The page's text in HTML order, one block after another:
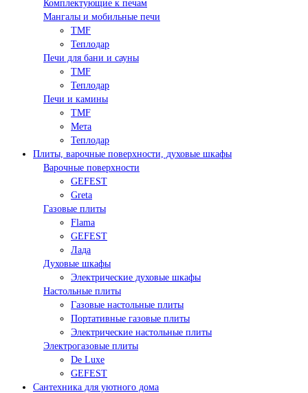
Комплектующие к печам
Мангалы и мобильные печи
TMF
Теплодар
Печи для бани и сауны
TMF
Теплодар
Печи и камины
TMF
Мета
Теплодар
Плиты, варочные поверхности, духовые шкафы
Варочные поверхности
GEFEST
Greta
Газовые плиты
Flama
GEFEST
Лада
Духовые шкафы
Электрические духовые шкафы
Настольные плиты
Газовые настольные плиты
Портативные газовые плиты
Электрические настольные плиты
Электрогазовые плиты
De Luxe
GEFEST
Сантехника для уютного дома